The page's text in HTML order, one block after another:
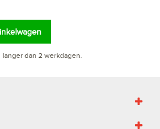
dan 2 werkdagen.